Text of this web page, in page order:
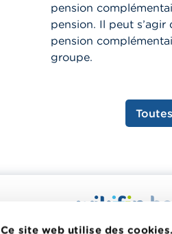
Ce site web utilise des cookies.
pension
pension. Il peut
pension
groupe.
Wikifin.be veut vous